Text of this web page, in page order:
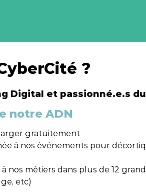
?
Digital et passionné.e.s
notre ADN
gratuitement
à nos événements pour
à nos métiers dans plus de 12
etc)